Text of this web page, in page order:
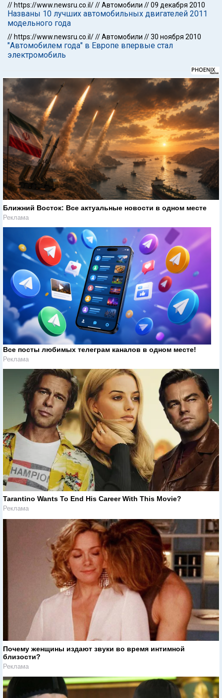
// https://www.newsru.co.il///Автомобили //09 декабря 2010
Названы 10 лучших автомобильных двигателей 2011
модельного года
// https://www.newsru.co.il///Автомобили //30 ноября 2010
"Автомобилем года" в Европе впервые стал
электромобиль
Ближний Восток: Все актуальные новости в одном месте
Реклама
Все посты любимых телеграм каналов в одном месте!
Реклама
Tarantino Wants To End His Career With This Movie?
Реклама
Почему женщины издают звуки во время интимной
близости?
Реклама